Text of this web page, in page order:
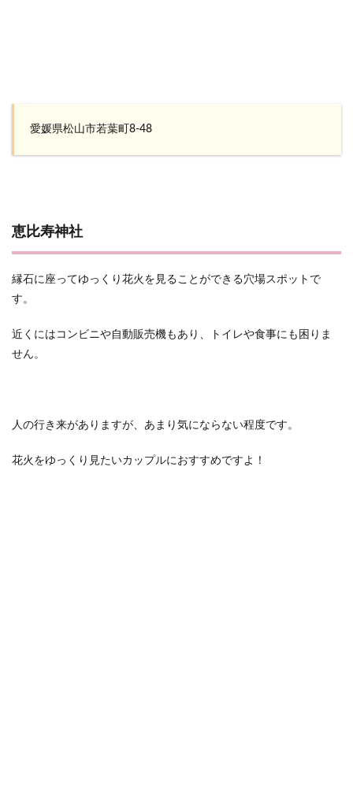
愛媛県松山市若葉町8-48
恵比寿神社
縁石に座ってゆっくり花火を見ることができる穴場スポットで
す。
近くにはコンビニや自動販売機もあり、トイレや食事にも困りま
せん。
人の行き来がありますが、あまり気にならない程度です。
花火をゆっくり見たいカップルにおすすめですよ！